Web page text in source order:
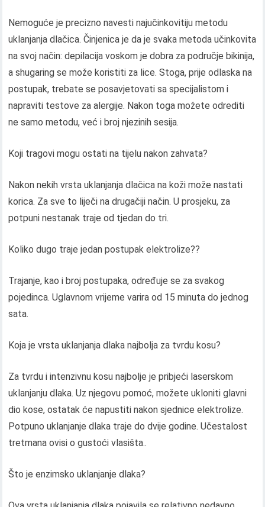
Nemoguće je precizno navesti najučinkovitiju metodu
uklanjanja dlačica. Činjenica je da je svaka metoda učinkovita
na svoj način: depilacija voskom je dobra za područje bikinija,
a shugaring se može koristiti za lice. Stoga, prije odlaska na
postupak, trebate se posavjetovati sa specijalistom i
napraviti testove za alergije. Nakon toga možete odrediti
ne samo metodu, već i broj njezinih sesija.
Koji tragovi mogu ostati na tijelu nakon zahvata?
Nakon nekih vrsta uklanjanja dlačica na koži može nastati
korica. Za sve to liječi na drugačiji način. U prosjeku, za
potpuni nestanak traje od tjedan do tri.
Koliko dugo traje jedan postupak elektrolize??
Trajanje, kao i broj postupaka, određuje se za svakog
pojedinca. Uglavnom vrijeme varira od 15 minuta do jednog
sata.
Koja je vrsta uklanjanja dlaka najbolja za tvrdu kosu?
Za tvrdu i intenzivnu kosu najbolje je pribjeći laserskom
uklanjanju dlaka. Uz njegovu pomoć, možete ukloniti glavni
dio kose, ostatak će napustiti nakon sjednice elektrolize.
Potpuno uklanjanje dlaka traje do dvije godine. Učestalost
tretmana ovisi o gustoći vlasišta..
Što je enzimsko uklanjanje dlaka?